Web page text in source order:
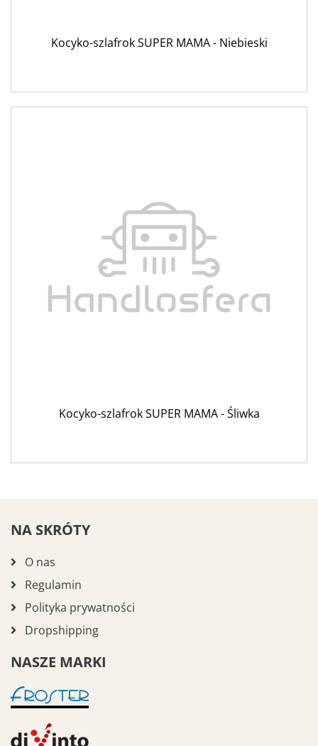
Kocyko-szlafrok SUPER MAMA - Niebieski
Kocyko-szlafrok SUPER MAMA - Śliwka
NA SKRÓTY
O nas
Regulamin
Polityka prywatności
Dropshipping
NASZE MARKI